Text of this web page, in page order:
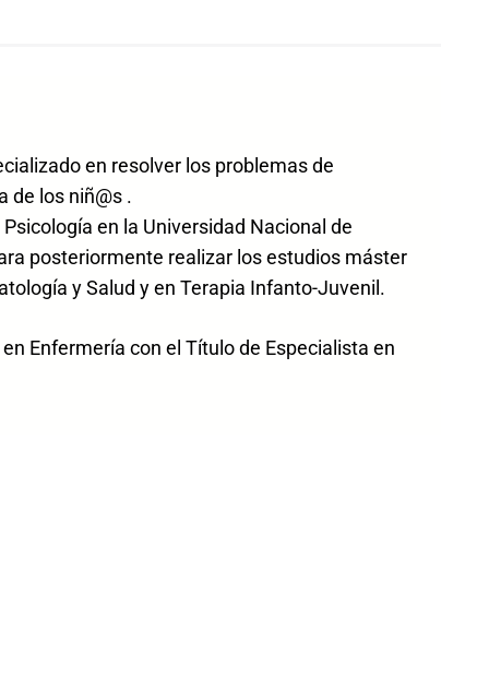
en resolver los problemas de
de los niñ@s .
en la Universidad Nacional de
posteriormente realizar los estudios máster
y Salud y en Terapia Infanto-Juvenil.
Enfermería con el Título de Especialista en